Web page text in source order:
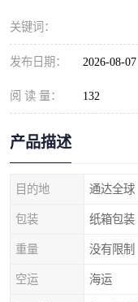
关键词：
发布日期： 2026-08-07
阅 读 量： 132
产品描述
目的地 通达全球
包装 纸箱包装
重量 没有限制
空运 海运